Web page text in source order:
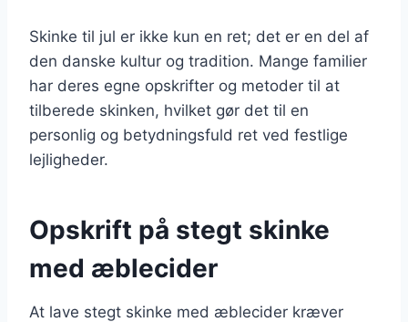
Skinke til jul er ikke kun en ret; det er en del af
den danske kultur og tradition. Mange familier
har deres egne opskrifter og metoder til at
tilberede skinken, hvilket gør det til en
personlig og betydningsfuld ret ved festlige
lejligheder.
Opskrift på stegt skinke
med æblecider
At lave stegt skinke med æblecider kræver